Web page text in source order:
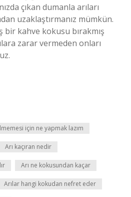
çıkan dumanla arıları
uzaklaştırmanız mümkün.
kahve kokusu bırakmış
zarar vermeden onları
için ne yapmak lazım
Arı kaçıran nedir
Arı ne kokusundan kaçar
Arılar hangi kokudan nefret eder